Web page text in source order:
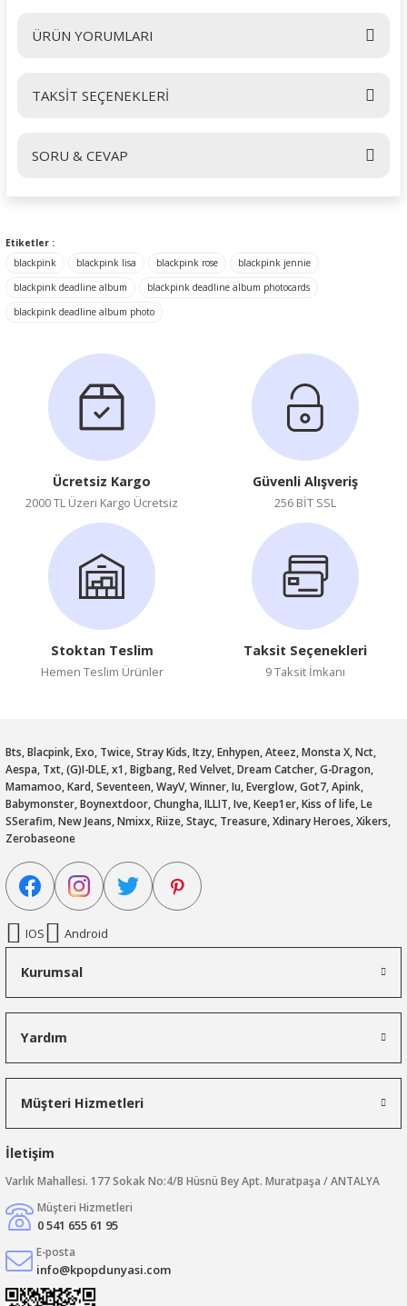
ÜRÜN YORUMLARI
Bu ürüne ilk yorumu siz yapın!
TAKSİT SEÇENEKLERİ
SORU & CEVAP
Etiketler :
blackpink
blackpink lisa blackpink rose
blackpink jennie
blackpink deadline album
blackpink deadline album photocards
blackpink deadline album photo
Ücretsiz Kargo
2000 TL Üzeri Kargo Ücretsiz
Güvenli Alışveriş
256 BİT SSL
Stoktan Teslim
Hemen Teslim Ürünler
Taksit Seçenekleri
9 Taksit İmkanı
Bts, Blacpink, Exo, Twice, Stray Kids, Itzy, Enhypen, Ateez, Monsta X, Nct,
Aespa, Txt, (G)I-DLE, x1, Bigbang, Red Velvet, Dream Catcher, G-Dragon,
Mamamoo, Kard, Seventeen, WayV, Winner, Iu, Everglow, Got7, Apink,
Babymonster, Boynextdoor, Chungha, ILLIT, Ive, Keep1er, Kiss of life, Le
SSerafim, New Jeans, Nmixx, Riize, Stayc, Treasure, Xdinary Heroes, Xikers,
Zerobaseone
IOS Android
Kurumsal
Yardım
Müşteri Hizmetleri
İletişim
Varlık Mahallesi. 177 Sokak No:4/B Hüsnü Bey Apt. Muratpaşa / ANTALYA
Müşteri Hizmetleri
0 541 655 61 95
E-posta
info@kpopdunyasi.com